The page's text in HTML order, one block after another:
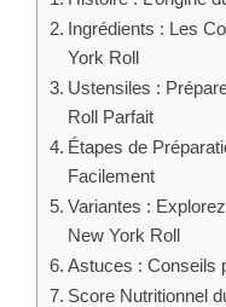
Ingrédients : Les
York Roll
Ustensiles :
Roll Parfait
Étapes de
Facilement
Variantes :
New York Roll
Astuces : Conseils
Score Nutritionnel